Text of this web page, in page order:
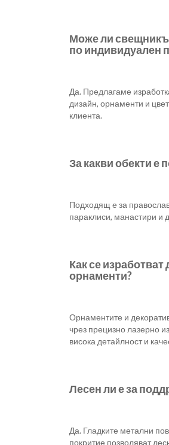
Може ли
по индивидуален
Да. Предлагаме
дизайн, орнаменти и
клиента.
За какви обекти е
Подходящ е за
параклиси, манастири и
Как се
орнаменти?
Орнаментите и
чрез прецизно лазерно
висока детайлност и
Лесен ли е за
Да. Гладките метални
покритие позволяват